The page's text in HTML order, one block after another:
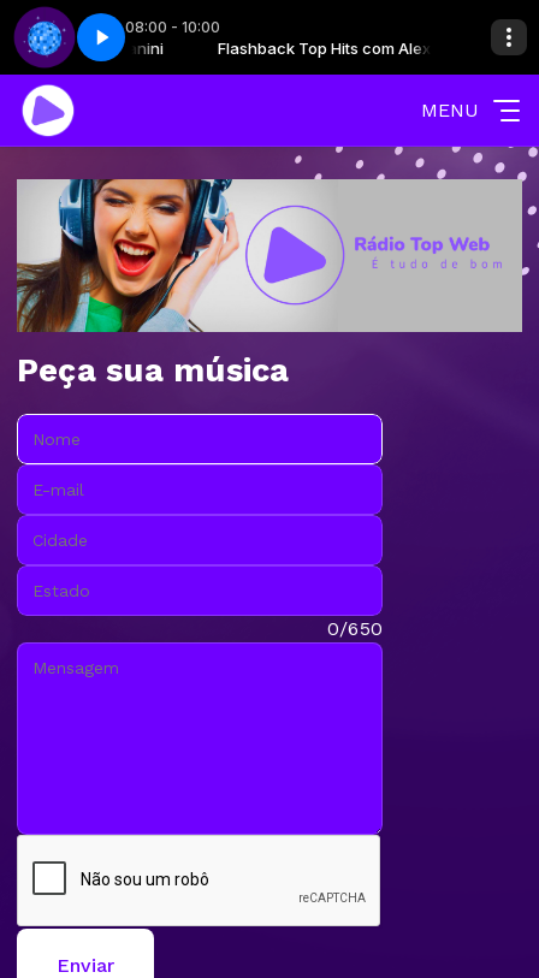
08:00 - 10:00
com Alex Banini Flashback Top Hits com Alex Banini
- LIMA PRODUÇÕES (85) 9 9277 - 8382 CLUBE ALTAS HORAS 08 DE
MENU
Peça sua música
Nome:
E-mail:
Cidade:
Estado:
0/650
Enviar